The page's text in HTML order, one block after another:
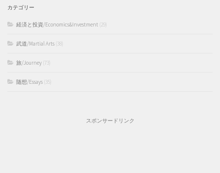
カテゴリー
経済と投資/Economics&Investment (29)
武道/Martial Arts (38)
旅/Journey (73)
随想/Essays (35)
スポンサードリンク